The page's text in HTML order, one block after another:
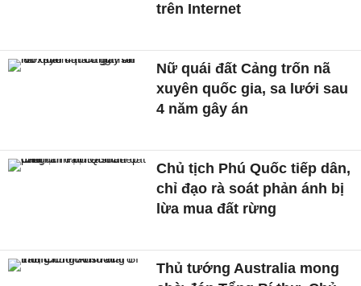
trên Internet
Nữ quái đất Cảng trốn nã
xuyên quốc gia, sa lưới sau
4 năm gây án
Chủ tịch Phú Quốc tiếp dân,
chỉ đạo rà soát phản ánh bị
lừa mua đất rừng
Thủ tướng Australia mong